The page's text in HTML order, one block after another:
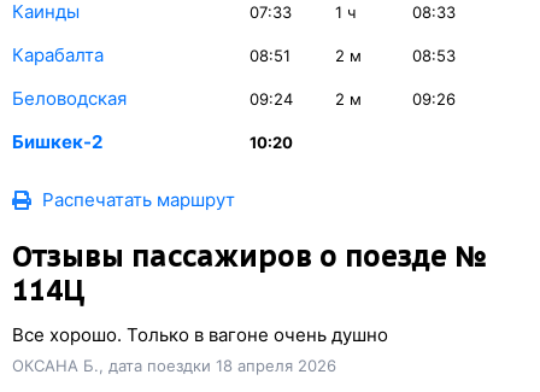
Каинды 07:33 1 ч 08:33
Карабалта 08:51 2 м 08:53
Беловодская 09:24 2 м 09:26
Бишкек-2 10:20
Распечатать маршрут
Отзывы пассажиров о поезде №
114Ц
Все хорошо. Только в вагоне очень душно
ОКСАНА Б., дата поездки 18 апреля 2026